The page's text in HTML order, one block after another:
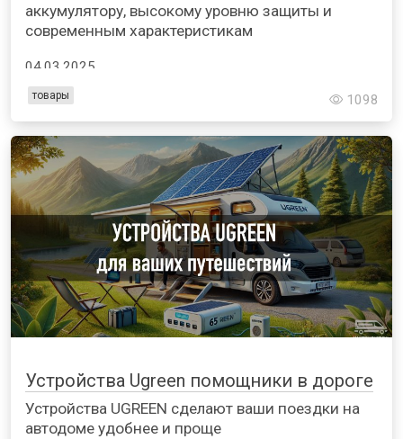
аккумулятору, высокому уровню защиты и
современным характеристикам
04.03.2025
товары 1098
Устройства Ugreen помощники в дороге
Устройства UGREEN сделают ваши поездки на
автодоме удобнее и проще